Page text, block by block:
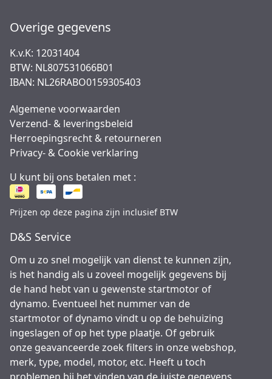
Overige gegevens
K.v.K: 12031404
BTW: NL807531066B01
IBAN: NL26RABO0159305403
Algemene voorwaarden
Verzend- & leveringsbeleid
Herroepingsrecht & retourneren
Privacy- & Cookie verklaring
U kunt bij ons betalen met :
Prijzen op deze pagina zijn inclusief BTW
D&S Service
Om u zo snel mogelijk van dienst te kunnen zijn,
is het handig als u zoveel mogelijk gegevens bij
de hand hebt van u gewenste startmotor of
dynamo. Eventueel het nummer van de
startmotor of dynamo vindt u op de behuizing
ingeslagen of op het type plaatje. Of gebruik
onze geavanceerde zoek filters in onze webshop,
merk, type, model, motor, etc. Heeft u toch